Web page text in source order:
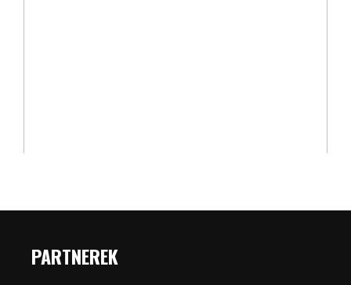
PARTNEREK